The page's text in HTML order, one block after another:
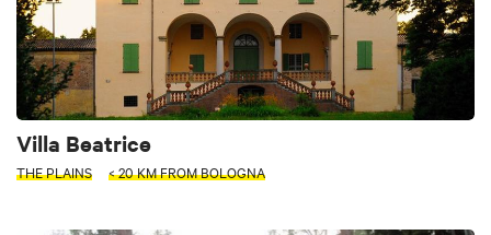
Villa Beatrice
THE PLAINS < 20 KM FROM BOLOGNA